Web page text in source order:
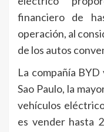
financiero de
operación, al
de los autos
La compañía
Sao Paulo, la
vehículos
es vender hasta